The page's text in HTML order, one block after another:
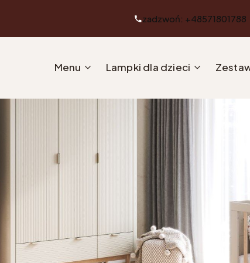
zadzwoń: +48571801788
Menu Lampki dla dzieci